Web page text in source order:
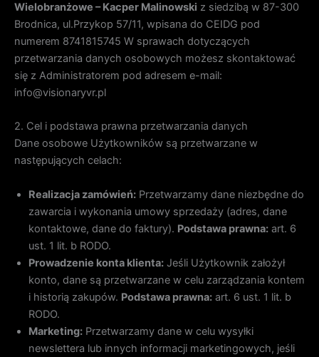
Wielobranżowe – Kacper Malinowski z siedzibą w 87-300
Brodnica, ul.Przykop 57/11, wpisana do CEIDG pod
numerem 8741815745 W sprawach dotyczących
przetwarzania danych osobowych możesz skontaktować
się z Administratorem pod adresem e-mail:
info@visionaryvr.pl
2. Cel i podstawa prawna przetwarzania danych
Dane osobowe Użytkowników są przetwarzane w
następujących celach:
Realizacja zamówień: Przetwarzamy dane niezbędne do
zawarcia i wykonania umowy sprzedaży (adres, dane
kontaktowe, dane do faktury). Podstawa prawna: art. 6
ust. 1 lit. b RODO.
Prowadzenie konta klienta: Jeśli Użytkownik założył
konto, dane są przetwarzane w celu zarządzania kontem
i historią zakupów. Podstawa prawna: art. 6 ust. 1 lit. b
RODO.
Marketing: Przetwarzamy dane w celu wysyłki
newslettera lub innych informacji marketingowych, jeśli